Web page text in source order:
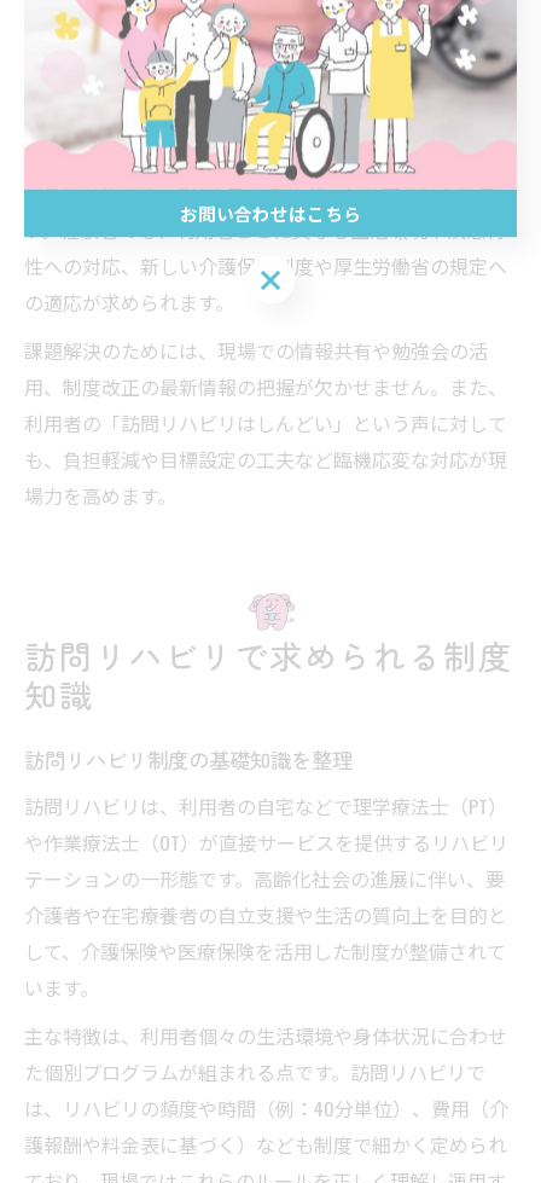
面します。代表的なのは、利用者や家族のモチベーショ
ン維持、サービス提供時間の制約（例えば40分単位）、
書類作成や介護報酬請求の業務負担などです。
新人スタッフは、現場対応力や自己判断力の不足から不
安を感じやすく、OJTや先輩のサポートが重要となりま
す。経験者でも、利用者ごとに異なる生活環境や疾患特
性への対応、新しい介護保険制度や厚生労働省の規定へ
の適応が求められます。
課題解決のためには、現場での情報共有や勉強会の活
用、制度改正の最新情報の把握が欠かせません。また、
利用者の「訪問リハビリはしんどい」という声に対して
も、負担軽減や目標設定の工夫など臨機応変な対応が現
場力を高めます。
訪問リハビリで求められる制度
知識
訪問リハビリ制度の基礎知識を整理
訪問リハビリは、利用者の自宅などで理学療法士（PT）
や作業療法士（OT）が直接サービスを提供するリハビリ
テーションの一形態です。高齢化社会の進展に伴い、要
介護者や在宅療養者の自立支援や生活の質向上を目的と
して、介護保険や医療保険を活用した制度が整備されて
います。
主な特徴は、利用者個々の生活環境や身体状況に合わせ
た個別プログラムが組まれる点です。訪問リハビリで
は、リハビリの頻度や時間（例：40分単位）、費用（介
護報酬や料金表に基づく）なども制度で細かく定められ
お問い合わせはこちら
お問い合わせはこちら